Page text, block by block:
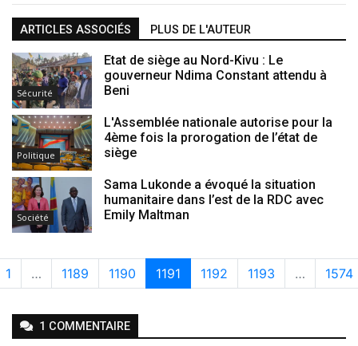
ARTICLES ASSOCIÉS PLUS DE L'AUTEUR
Sécurité
Etat de siège au Nord-Kivu : Le
gouverneur Ndima Constant attendu à
Beni
Politique
L'Assemblée nationale autorise pour la
4ème fois la prorogation de l’état de
siège
Société
Sama Lukonde a évoqué la situation
humanitaire dans l’est de la RDC avec
Emily Maltman
1 … 1189 1190 1191 1192 1193 … 1574
1 COMMENTAIRE